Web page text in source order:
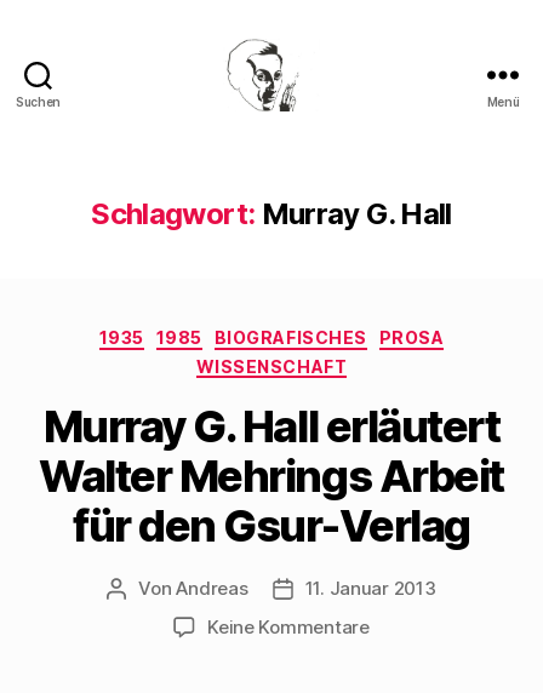
Suchen Menü
Schlagwort: Murray G. Hall
Kategorien
1935 1985 BIOGRAFISCHES
PROSA
WISSENSCHAFT
Murray G. Hall erläutert
Walter Mehrings Arbeit
für den Gsur-Verlag
Beitragsautor
VonAndreas Beitragsdatum
11. Januar 2013
Keine Kommentarezu